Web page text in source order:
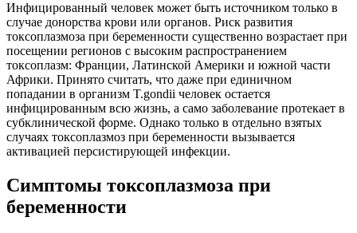
Инфицированный человек может быть источником только в
случае донорства крови или органов. Риск развития
токсоплазмоза при беременности существенно возрастает при
посещении регионов с высоким распространением
токсоплазм: Франции, Латинской Америки и южной части
Африки. Принято считать, что даже при единичном
попадании в организм T.gondii человек остается
инфицированным всю жизнь, а само заболевание протекает в
субклинической форме. Однако только в отдельно взятых
случаях токсоплазмоз при беременности вызывается
активацией персистирующей инфекции.
Симптомы токсоплазмоза при
беременности